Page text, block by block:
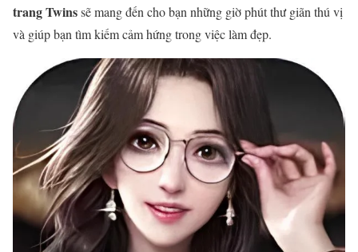
trang Twinssẽ mang đến cho bạn những giờ phút thư giãn thú vị
và giúp bạn tìm kiếm cảm hứng trong việc làm đẹp.